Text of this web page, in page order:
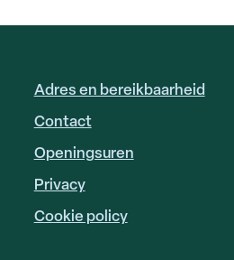
FOOTER
LINKS
Adres en bereikbaarheid
Contact
Openingsuren
Privacy
Cookie policy